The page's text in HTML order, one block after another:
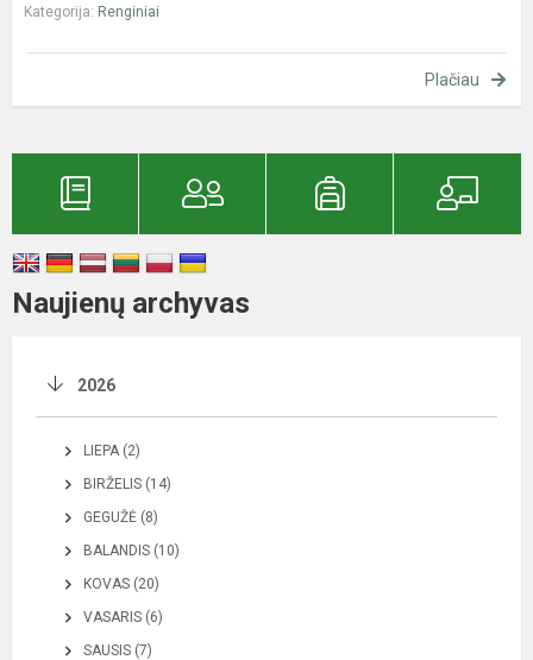
Kategorija: Renginiai
Plačiau
Naujienų archyvas
2026
LIEPA (2)
BIRŽELIS (14)
GEGUŽĖ (8)
BALANDIS (10)
KOVAS (20)
VASARIS (6)
SAUSIS (7)